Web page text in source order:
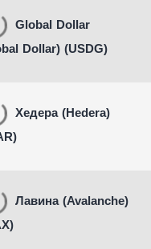
Global Dollar
Dollar) (USDG)
Хедера (Hedera)
Лавина (Avalanche)